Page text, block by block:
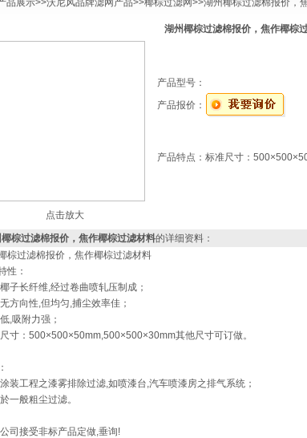
品展示>>沃尼风品牌滤网产品>>椰棕过滤网>>湖州椰棕过滤棉报价，
湖州椰棕过滤棉报价，焦作椰棕
点击放大
产品型号：
产品报价：
产品特点： 标准尺寸：
棕过滤棉报价，焦作椰棕过滤材料的详细资料：
棕过滤棉报价，焦作椰棕过滤材料
性：
子长纤维,经过卷曲喷轧压制成；
方向性,但均匀,捕尘效率佳；
,吸附力强；
寸：500×500×50mm,500×500×30mm其他尺寸可订做。
装工程之漆雾排除过滤,如喷漆台,汽车喷漆房之排气系统；
一般粗尘过滤。
司接受非标产品定做,垂询!